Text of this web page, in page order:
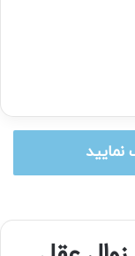
نمایید